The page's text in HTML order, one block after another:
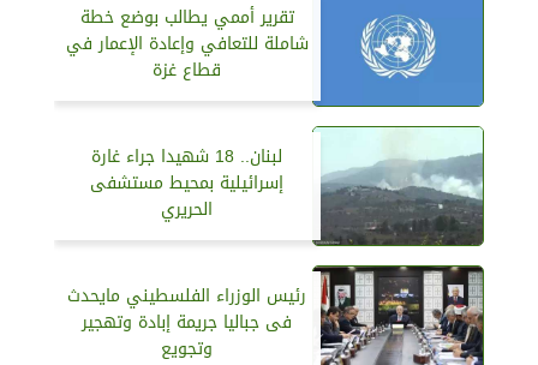
تقرير أممي يطالب بوضع خطة
شاملة للتعافي وإعادة الإعمار في
قطاع غزة
لبنان.. 18 شهيدا جراء غارة
إسرائيلية بمحيط مستشفى
الحريري
رئيس الوزراء الفلسطيني مايحدث
فى جباليا جريمة إبادة وتهجير
وتجويع